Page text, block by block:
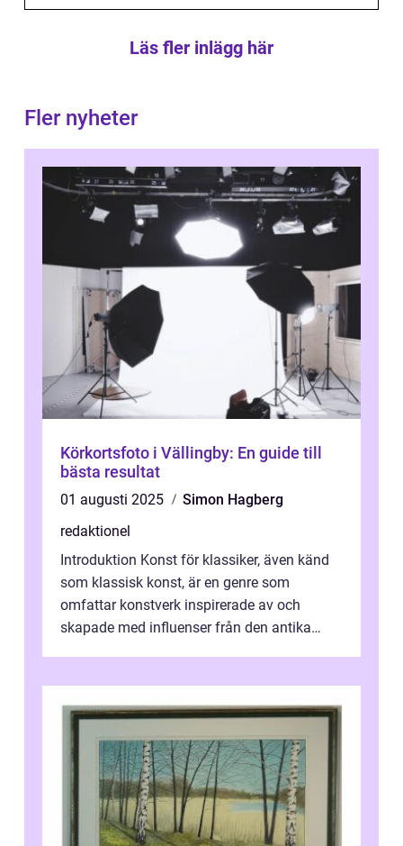
Läs fler inlägg här
Fler nyheter
Körkortsfoto i Vällingby: En guide till
bästa resultat
01 augusti 2025
Simon Hagberg
redaktionel
Introduktion Konst för klassiker, även känd
som klassisk konst, är en genre som
omfattar konstverk inspirerade av och
skapade med influenser från den antika